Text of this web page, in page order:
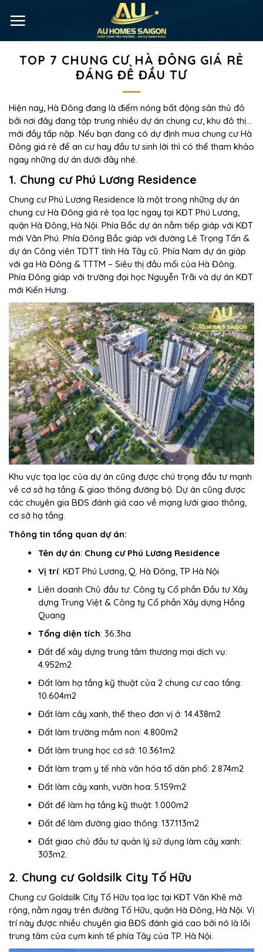
TOP 7 CHUNG CƯ HÀ ĐÔNG GIÁ RẺ
ĐÁNG ĐỂ ĐẦU TƯ
Hiện nay, Hà Đông đang là điểm nóng bất động sản thủ đô
bởi nơi đây đang tập trung nhiều dự án chung cư, khu đô thị…
mới đầy tấp nập. Nếu bạn đang có dự định mua chung cư Hà
Đông giá rẻ để an cư hay đầu tư sinh lời thì có thể tham khảo
ngay những dự án dưới đây nhé.
1. Chung cư Phú Lương Residence
Chung cư Phú Lương Residence là một trong những dự án
chung cư Hà Đông giá rẻ tọa lạc ngay tại KĐT Phú Lương,
quận Hà Đông, Hà Nội. Phía Bắc dự án nằm tiếp giáp với KĐT
mới Văn Phú. Phía Đông Bắc giáp với đường Lê Trọng Tấn &
dự án Công viên TDTT tỉnh Hà Tây cũ. Phía Nam dự án giáp
với ga Hà Đông & TTTM – Siêu thị đầu mối của Hà Đông.
Phía Đông giáp với trường đại học Nguyễn Trãi và dự án KĐT
mới Kiến Hưng.
Khu vực tọa lạc của dự án cũng được chú trọng đầu tư mạnh
về cơ sở hạ tầng & giao thông đường bộ. Dự án cũng được
các chuyên gia BĐS đánh giá cao về mạng lưới giao thông,
cơ sở hạ tầng.
Thông tin tổng quan dự án:
Tên dự án: Chung cư Phú Lương Residence
Vị trí: KĐT Phú Lương, Q. Hà Đông, TP Hà Nội
Liên doanh Chủ đầu tư: Công ty Cổ phần Đầu tư Xây
dựng Trung Việt & Công ty Cổ phần Xây dựng Hồng
Quang
Tổng diện tích: 36.3ha
Đất để xây dựng trung tâm thương mại dịch vụ:
4.952m2
Đất làm hạ tầng kỹ thuật của 2 chung cư cao tầng:
10.604m2
Đất làm cây xanh, thể theo đơn vị ở: 14.438m2
Đất làm trường mầm non: 4.800m2
Đất làm trung học cơ sở: 10.361m2
Đất làm trạm y tế nhà văn hóa tổ dân phố: 2.874m2
Đất làm cây xanh, vườn hoa: 5.159m2
Đất để làm hạ tầng kỹ thuật: 1.000m2
Đất để làm đường giao thông: 137.113m2
Đất giao chủ đầu tư quản lý sử dụng làm cây xanh:
303m2.
2. Chung cư Goldsilk City Tố Hữu
Chung cư Goldsilk City Tố Hữu tọa lạc tại KĐT Văn Khê mở
rộng, nằm ngay trên đường Tố Hữu, quận Hà Đông, Hà Nội. Vị
trí này được nhiều chuyên gia BĐS đánh giá cao bởi nó là lõi
trung tâm của cụm kinh tế phía Tây của TP. Hà Nội.